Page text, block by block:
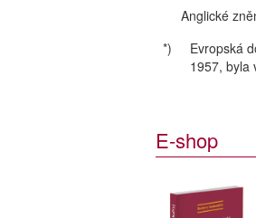
Anglické
*)
Evropská
1957, byla
E-shop